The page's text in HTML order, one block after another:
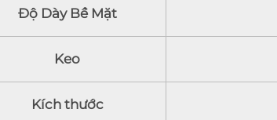
Độ Dày Bề Mặt
Keo
Kích thước